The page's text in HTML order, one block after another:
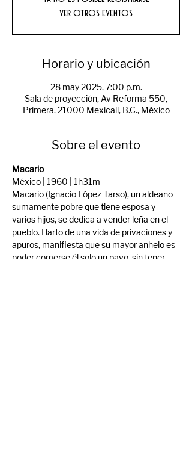
Ver otros eventos
Horario y ubicación
28 may 2025, 7:00 p.m.
Sala de proyección, Av Reforma 550,
Primera, 21000 Mexicali, B.C., México
Sobre el evento
Macario
México | 1960 | 1h31m
Macario (Ignacio López Tarso), un aldeano
sumamente pobre que tiene esposa y
varios hijos, se dedica a vender leña en el
pueblo. Harto de una vida de privaciones y
apuros, manifiesta que su mayor anhelo es
poder comerse él solo un pavo, sin tener